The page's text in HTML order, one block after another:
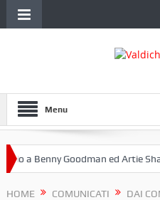
Menu
a Benny Goodman ed Artie Shaw
HOME COMUNICATI DAI